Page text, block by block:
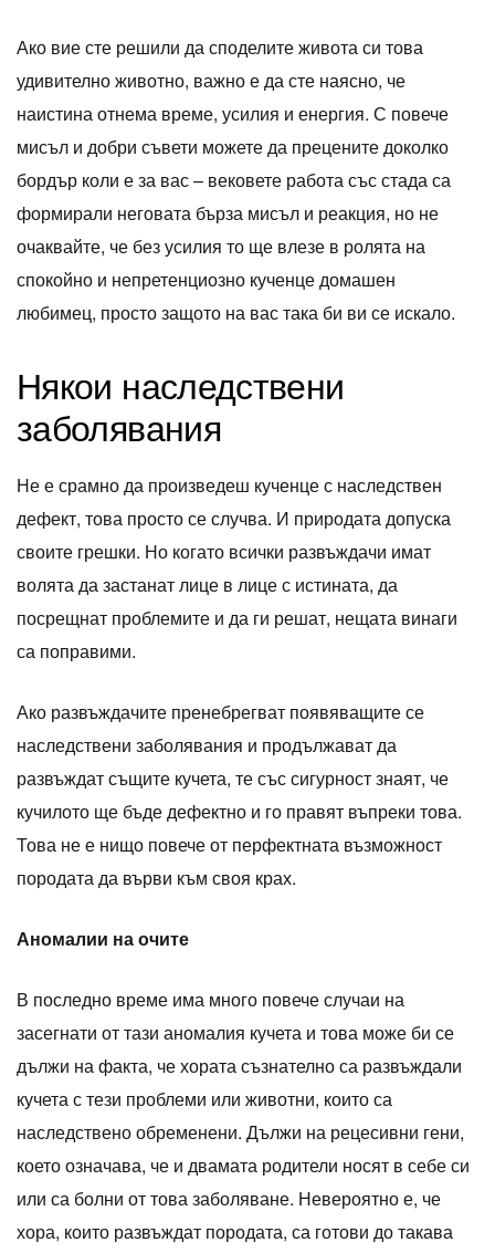
Ако вие сте решили да споделите живота си това
удивително животно, важно е да сте наясно, че
наистина отнема време, усилия и енергия. С повече
мисъл и добри съвети можете да прецените доколко
бордър коли е за вас – вековете работа със стада са
формирали неговата бърза мисъл и реакция, но не
очаквайте, че без усилия то ще влезе в ролята на
спокойно и непретенциозно кученце домашен
любимец, просто защото на вас така би ви се искало.
Някои наследствени
заболявания
Не е срамно да произведеш кученце с наследствен
дефект, това просто се случва. И природата допуска
своите грешки. Но когато всички развъждачи имат
волята да застанат лице в лице с истината, да
посрещнат проблемите и да ги решат, нещата винаги
са поправими.
Ако развъждачите пренебрегват появяващите се
наследствени заболявания и продължават да
развъждат същите кучета, те със сигурност знаят, че
кучилото ще бъде дефектно и го правят въпреки това.
Това не е нищо повече от перфектната възможност
породата да върви към своя крах.
Аномалии на очите
В последно време има много повече случаи на
засегнати от тази аномалия кучета и това може би се
дължи на факта, че хората съзнателно са развъждали
кучета с тези проблеми или животни, които са
наследствено обременени. Дължи на рецесивни гени,
което означава, че и двамата родители носят в себе си
или са болни от това заболяване. Невероятно е, че
хора, които развъждат породата, са готови до такава